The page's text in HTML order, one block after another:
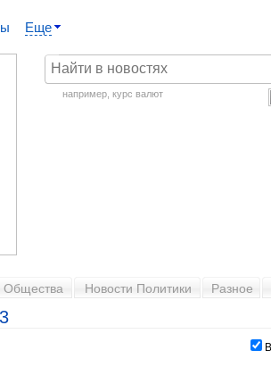
Еще
например, курс валют
Общества Новости Политики Разное